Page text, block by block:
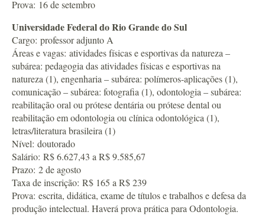
Prova: 16 de setembro
Universidade Federal do Rio Grande do Sul
Cargo: professor adjunto A
Áreas e vagas: atividades físicas e esportivas da natureza –
subárea: pedagogia das atividades físicas e esportivas na
natureza (1), engenharia – subárea: polímeros-aplicações (1),
comunicação – subárea: fotografia (1), odontologia – subárea:
reabilitação oral ou prótese dentária ou prótese dental ou
reabilitação em odontologia ou clínica odontológica (1),
letras/literatura brasileira (1)
Nível: doutorado
Salário: R$ 6.627,43 a R$ 9.585,67
Prazo: 2 de agosto
Taxa de inscrição: R$ 165 a R$ 239
Prova: escrita, didática, exame de títulos e trabalhos e defesa da
produção intelectual. Haverá prova prática para Odontologia.